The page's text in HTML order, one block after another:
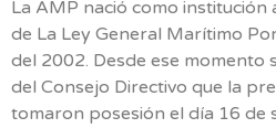
La AMP nació como
de La Ley General Marítimo
del 2002. Desde ese momento
del Consejo Directivo que la
tomaron posesión el día 16 de